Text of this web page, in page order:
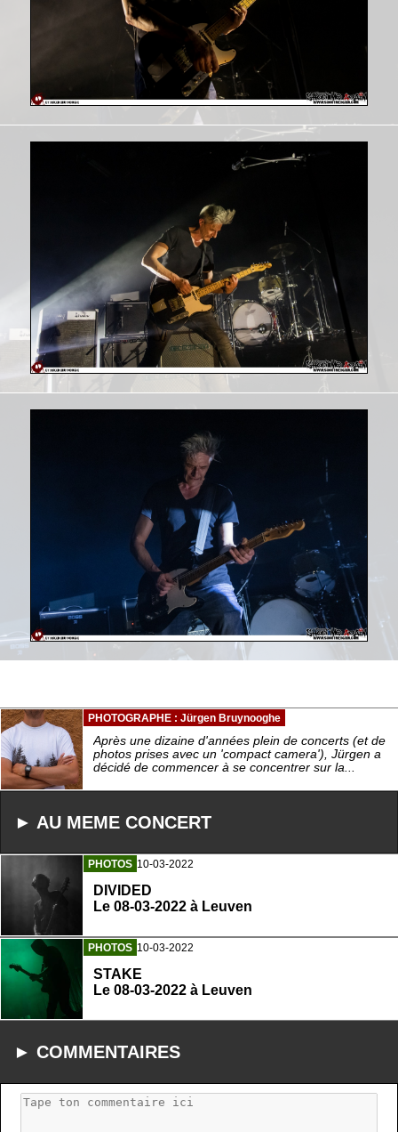
PHOTOGRAPHE : Jürgen Bruynooghe
Après une dizaine d'années plein de concerts (et de
photos prises avec un 'compact camera'), Jürgen a
décidé de commencer à se concentrer sur la...
► AU MEME CONCERT
PHOTOS 10-03-2022
DIVIDED
Le 08-03-2022 à Leuven
PHOTOS 10-03-2022
STAKE
Le 08-03-2022 à Leuven
► COMMENTAIRES